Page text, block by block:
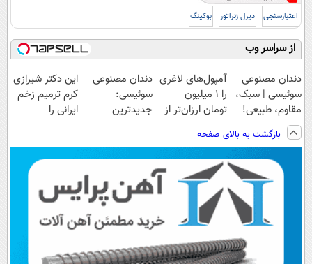
اعتبارسنجی دیزل ژنراتور بوکینگ
از سراسر وب
دندان مصنوعی
سوئیسی | سبک،
مقاوم، طبیعی!
ویزیت
رایگان+پرداخت
اقساطی😍
آمپول‌های لاغری
را ۱ میلیون
تومان ارزان‌تر از
دندان مصنوعی
سوئیسی:
جدیدترین
پرداخت قسطی
این دکتر شیرازی
کرم ترمیم زخم
ایرانی را
بازگشت به بالای صفحه